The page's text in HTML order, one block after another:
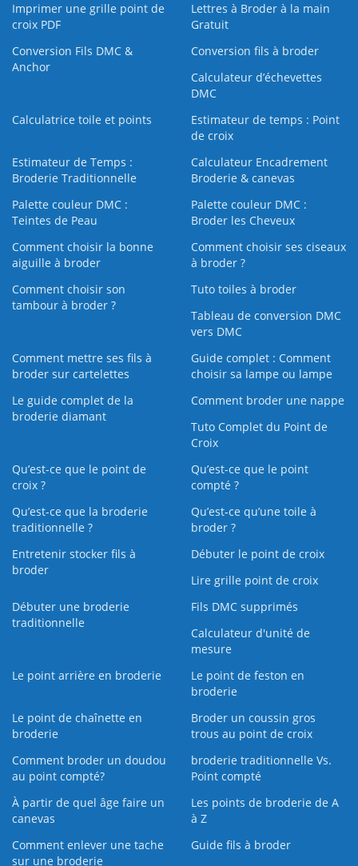
Imprimer une grille point de
croix PDF
Lettres à Broder à la main
Gratuit
Conversion Fils DMC &
Anchor
Conversion fils à broder
Calculateur d’échevettes
DMC
Calculatrice toile et points
Estimateur de temps : Point
de croix
Estimateur de Temps :
Broderie Traditionnelle
Calculateur Encadrement
Broderie & canevas
Palette couleur DMC :
Teintes de Peau
Palette couleur DMC :
Broder les Cheveux
Comment choisir la bonne
aiguille à broder
Comment choisir ses ciseaux
à broder ?
Comment choisir son
tambour à broder ?
Tuto toiles à broder
Tableau de conversion DMC
vers DMC
Comment mettre ses fils à
broder sur cartelettes
Guide complet : Comment
choisir sa lampe ou lampe
Le guide complet de la
broderie diamant
Comment broder une nappe
Tuto Complet du Point de
Croix
Qu’est-ce que le point de
croix ?
Qu’est-ce que le point
compté ?
Qu’est-ce que la broderie
traditionnelle ?
Qu’est‑ce qu’une toile à
broder ?
Entretenir stocker fils à
broder
Débuter le point de croix
Lire grille point de croix
Débuter une broderie
traditionnelle
Fils DMC supprimés
Calculateur d'unité de
mesure
Le point arrière en broderie
Le point de feston en
broderie
Le point de chaînette en
broderie
Broder un coussin gros
trous au point de croix
Comment broder un doudou
au point compté?
broderie traditionnelle Vs.
Point compté
À partir de quel âge faire un
canevas
Les points de broderie de A
à Z
Comment enlever une tache
sur une broderie
Guide fils à broder